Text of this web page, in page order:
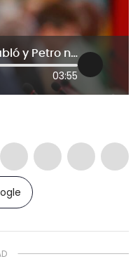
Al Oído: Colombia habló y Petro ni escuchó, ni entendió
03:55